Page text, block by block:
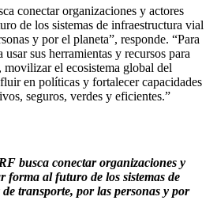
conectar organizaciones y actores
de los sistemas de infraestructura vial
y por el planeta”, responde. “Para
sus herramientas y recursos para
el ecosistema global del
en políticas y fortalecer capacidades
seguros, verdes y eficientes.”
busca conectar organizaciones y
forma al futuro de los sistemas de
transporte, por las personas y por